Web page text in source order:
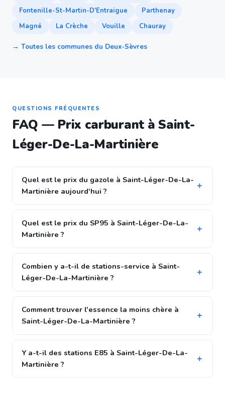
Fontenille-St-Martin-D'Entraigue
Parthenay
Magné
La Crèche Vouille Chauray
→ Toutes les communes du Deux-Sèvres
QUESTIONS FRÉQUENTES
FAQ — Prix carburant à Saint-
Léger-De-La-Martinière
Quel est le prix du gazole à Saint-Léger-De-La-
Martinière aujourd'hui ?
Quel est le prix du SP95 à Saint-Léger-De-La-
Martinière ?
Combien y a-t-il de stations-service à Saint-
Léger-De-La-Martinière ?
Comment trouver l'essence la moins chère à
Saint-Léger-De-La-Martinière ?
Y a-t-il des stations E85 à Saint-Léger-De-La-
Martinière ?